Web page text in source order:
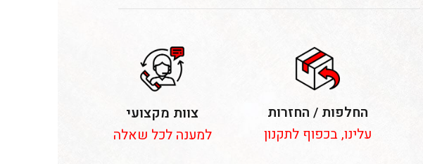
החלפות / החזרות
עלינו, בכפוף לתקנון
צוות מקצועי
למענה לכל שאלה